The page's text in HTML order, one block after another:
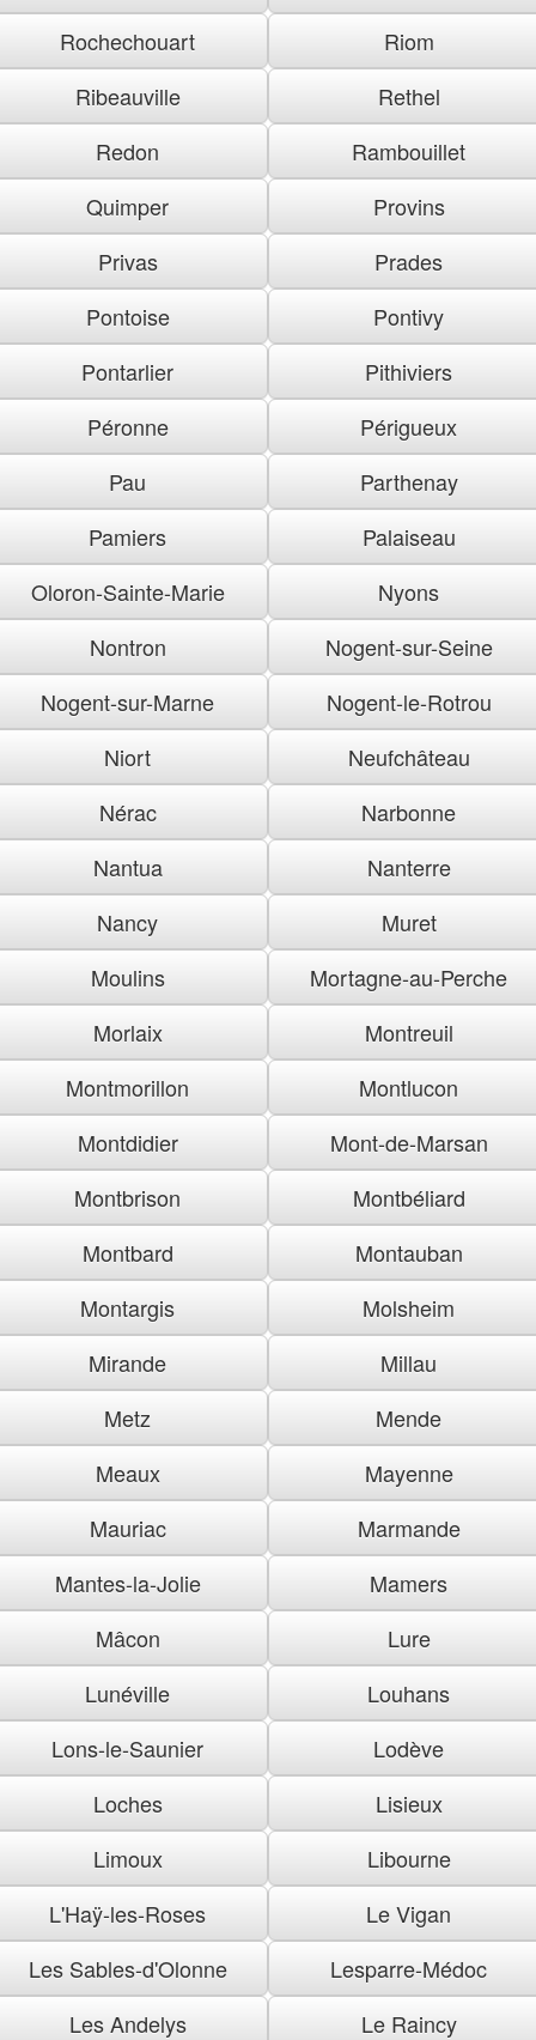
Rochechouart
Riom
Ribeauville
Rethel
Redon
Rambouillet
Quimper
Provins
Privas
Prades
Pontoise
Pontivy
Pontarlier
Pithiviers
Péronne
Périgueux
Pau
Parthenay
Pamiers
Palaiseau
Oloron-Sainte-Marie
Nyons
Nontron
Nogent-sur-Seine
Nogent-sur-Marne
Nogent-le-Rotrou
Niort
Neufchâteau
Nérac
Narbonne
Nantua
Nanterre
Nancy
Muret
Moulins
Mortagne-au-Perche
Morlaix
Montreuil
Montmorillon
Montlucon
Montdidier
Mont-de-Marsan
Montbrison
Montbéliard
Montbard
Montauban
Montargis
Molsheim
Mirande
Millau
Metz
Mende
Meaux
Mayenne
Mauriac
Marmande
Mantes-la-Jolie
Mamers
Mâcon
Lure
Lunéville
Louhans
Lons-le-Saunier
Lodève
Loches
Lisieux
Limoux
Libourne
L'Haÿ-les-Roses
Le Vigan
Les Sables-d'Olonne
Lesparre-Médoc
Les Andelys
Le Raincy